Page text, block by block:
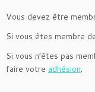
Vous devez être
Si vous êtes membre
Si vous n’êtes pas
faire votre adhésion.